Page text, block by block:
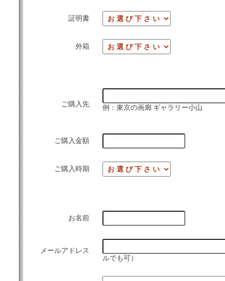
証明書
外箱
ご購入先 例：東京の画廊 ギャラリー小山
ご購入金額
ご購入時期
お名前
メールアドレス
ルでも可）